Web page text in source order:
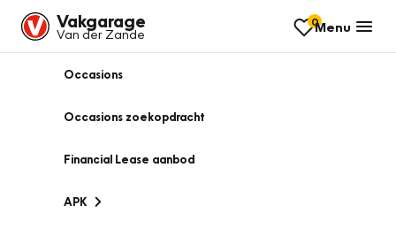
Vakgarage
Van der Zande
0Menu
Occasions
Occasions zoekopdracht
Financial Lease aanbod
APK